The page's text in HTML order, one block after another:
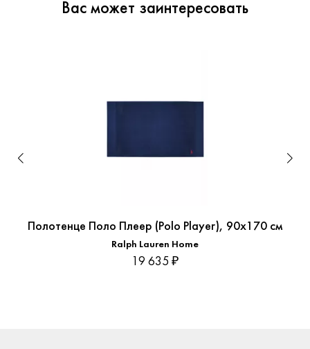
Вас может заинтересовать
Полотенце Поло Плеер (Polo Player), 90x170 см
Ralph Lauren Home
19 635 ₽